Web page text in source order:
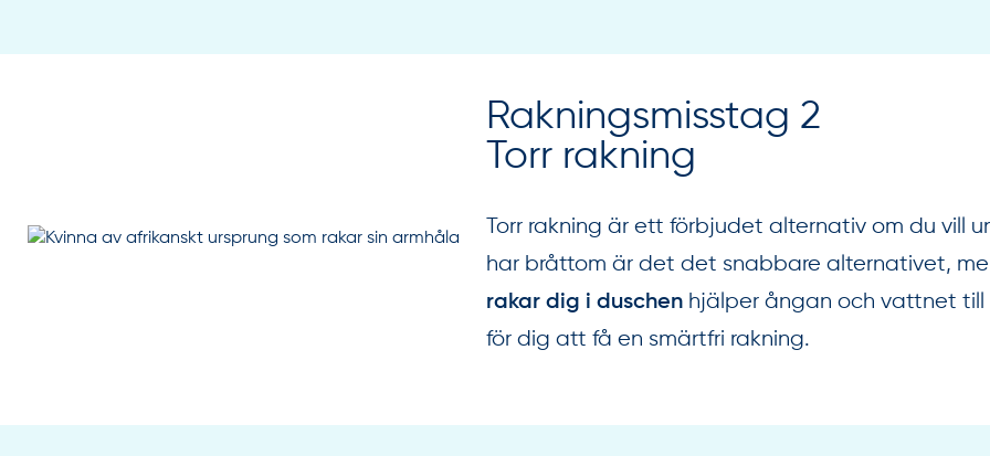
Rakningsmisstag 2
Torr rakning
Torr rakning är ett förbjudet alternativ om du vill
har bråttom är det det snabbare alternativet,
rakar dig i duschen hjälper ångan och vattnet
för dig att få en smärtfri rakning.